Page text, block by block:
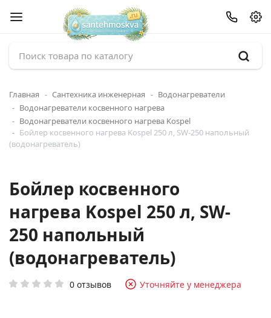
Главная Сантехника инженерная
Водонагреватели
Водонагреватели косвенного нагрева
Водонагреватели косвенного нагрева Kospel
Бойлер косвенного нагрева Kospel 250 л, SW-250 напольный
(водонагреватель)
Бойлер косвенного
нагрева Kospel 250 л, SW-
250 напольный
(водонагреватель)
0 отзывов Уточняйте у менеджера